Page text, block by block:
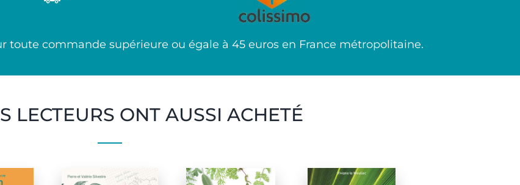
toute commande supérieure ou égale à 45 euros en France métropolitaine.
LECTEURS ONT AUSSI ACHETÉ